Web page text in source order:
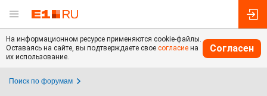
На информационном ресурсе применяются cookie-файлы.
Оставаясь на сайте, вы подтверждаете свое согласие на
их использование.
Согласен
Поиск по форумам